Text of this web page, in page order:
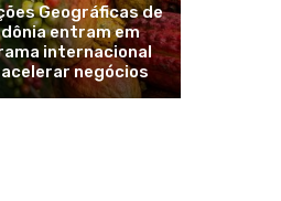
Geográficas de
entram em
internacional
negócios